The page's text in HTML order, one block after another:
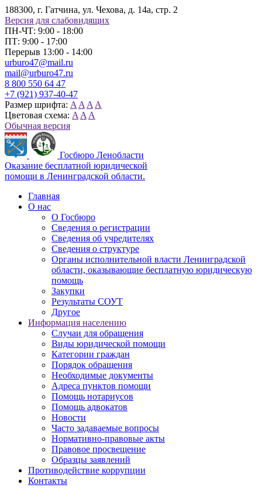
188300, г. Гатчина, ул. Чехова, д. 14а, стр. 2
Версия для слабовидящих
ПН-ЧТ: 9:00 - 18:00
ПТ: 9:00 - 17:00
Перерыв 13:00 - 14:00
urburo47@mail.ru
mail@urburo47.ru
8 800 550 64 47
+7 (921) 937-40-47
Размер шрифта: A A A A
Цветовая схема: A A A
Обычная версия
Госбюро Ленобласти
Оказание бесплатной юридической
помощи в Ленинградской области.
Главная
О нас
О Госбюро
Сведения о регистрации
Сведения об учредителях
Сведения о структуре
Органы исполнительной власти Ленинградской
области, оказывающие бесплатную юридическую
помощь
Закупки
Результаты СОУТ
Другое
Информация населению
Случаи для обращения
Виды юридической помощи
Категории граждан
Порядок обращения
Необходимые документы
Адреса пунктов помощи
Помощь нотариусов
Помощь адвокатов
Новости
Часто задаваемые вопросы
Нормативно-правовые акты
Правовое просвещение
Образцы заявлений
Противодействие коррупции
Контакты